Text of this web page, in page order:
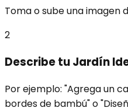
Toma o sube una imagen
2
Describe tu Jardín
Por ejemplo: "Agrega un
bordes de bambú" o